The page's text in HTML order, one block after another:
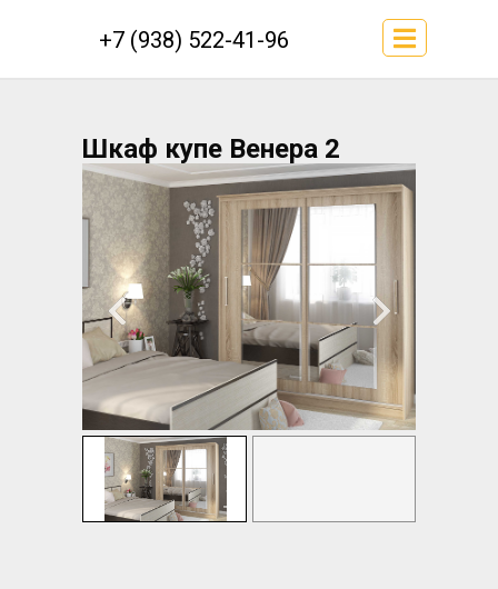
+7 (938) 522-41-96
Шкаф купе Венера 2